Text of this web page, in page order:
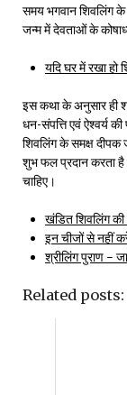
समय भगवान शिवलिंग
जन्म में देवताओं के
यदि घर में रखा हो
इस कथा के अनुसार ही
धन-संपत्ति एवं ऐश्वर्य
शिवलिंग के समक्ष दीपक
शुभ फल प्रदान करता
चाहिए।
खंडित शिवलिंग की
इन चीजों से नहीं
श्रीलिंग पुराण –
Related posts: